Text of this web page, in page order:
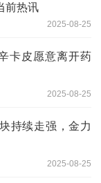
前热讯
2025-08-25
卡皮愿意离开药
2025-08-25
持续走强，金力
2025-08-25